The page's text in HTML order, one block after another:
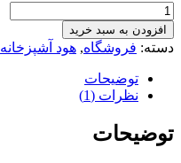
هود
کن
مدل
مخفی
افزودن به سبد خرید
دسته: فروشگاه, هود آشپزخانه
توضیحات
نظرات (1)
توضیحات